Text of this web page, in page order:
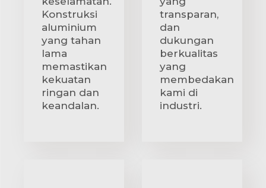
Konstruksi
aluminium
yang tahan
lama
memastikan
kekuatan
ringan dan
keandalan.
transparan,
dan
dukungan
berkualitas
yang
membedakan
kami di
industri.